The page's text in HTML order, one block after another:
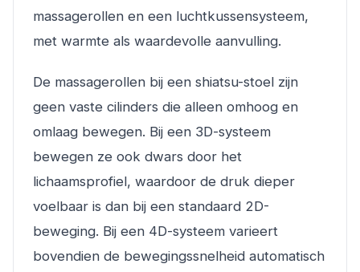
massagerollen en een luchtkussensysteem,
met warmte als waardevolle aanvulling.
De massagerollen bij een shiatsu-stoel zijn
geen vaste cilinders die alleen omhoog en
omlaag bewegen. Bij een 3D-systeem
bewegen ze ook dwars door het
lichaamsprofiel, waardoor de druk dieper
voelbaar is dan bij een standaard 2D-
beweging. Bij een 4D-systeem varieert
bovendien de bewegingssnelheid automatisch